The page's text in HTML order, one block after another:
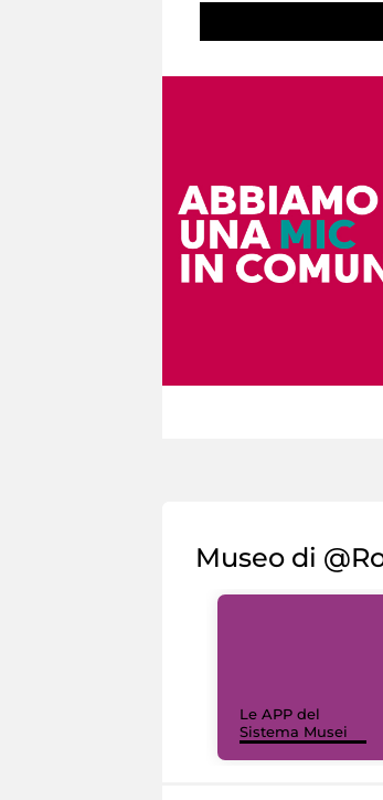
Museo di
Le APP del
Sistema Musei